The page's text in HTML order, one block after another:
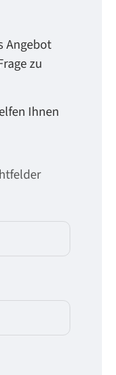
Angebot
zu
Ihnen